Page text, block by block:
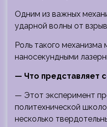
Одним из важных
ударной волны от
Роль такого
наносекундными
— Что представляет
— Этот эксперимент
политехнической
несколько